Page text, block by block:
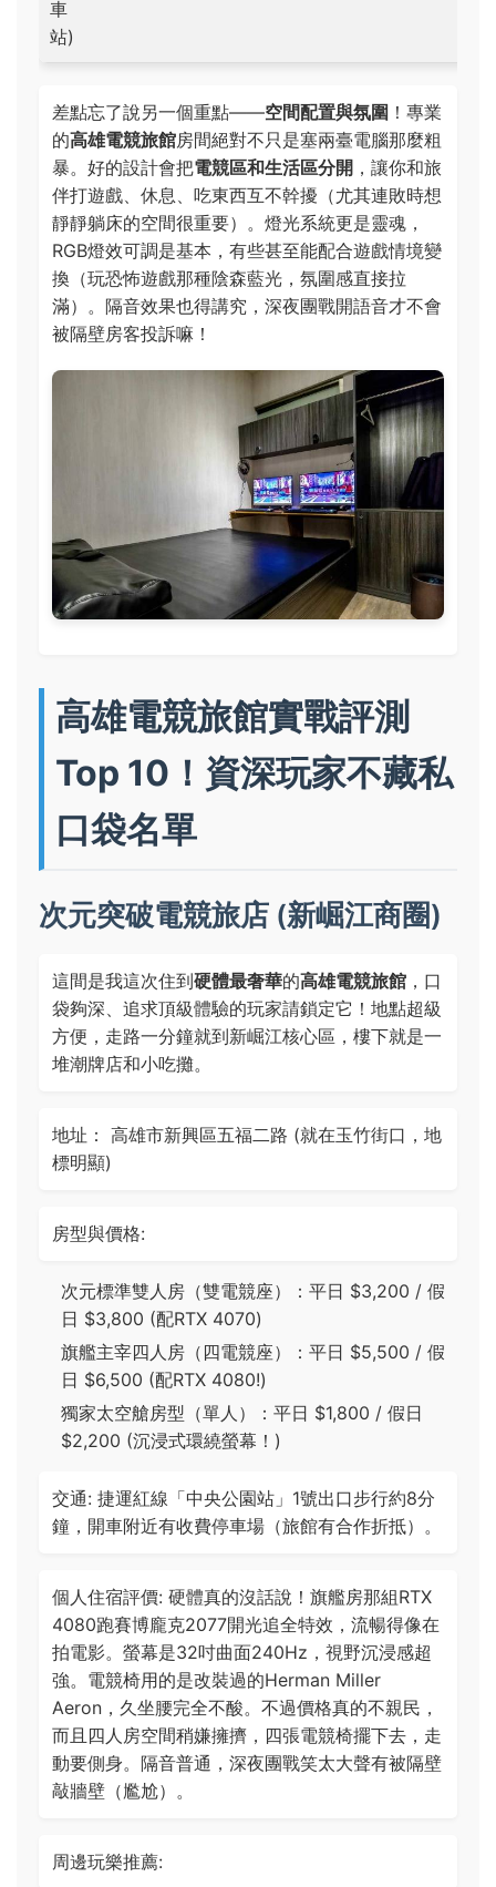
車
站)
差點忘了說另一個重點——空間配置與氛圍 ！專業
的高雄電競旅館房間絕對不只是塞兩臺電腦那麼粗
暴。好的設計會把電競區和生活區分開 ，讓你和旅
伴打遊戲、休息、吃東西互不幹擾（尤其連敗時想
靜靜躺床的空間很重要）。燈光系統更是靈魂，
RGB燈效可調是基本，有些甚至能配合遊戲情境變
換（玩恐怖遊戲那種陰森藍光，氛圍感直接拉
滿）。隔音效果也得講究，深夜團戰開語音才不會
被隔壁房客投訴嘛！
高雄電競旅館實戰評測
Top 10！資深玩家不藏私
口袋名單
次元突破電競旅店 (新崛江商圈)
這間是我這次住到硬體最奢華的高雄電競旅館 ，口
袋夠深、追求頂級體驗的玩家請鎖定它！地點超級
方便，走路一分鐘就到新崛江核心區，樓下就是一
堆潮牌店和小吃攤。
地址： 高雄市新興區五福二路 (就在玉竹街口，地
標明顯)
房型與價格:
次元標準雙人房（雙電競座）：平日 $3,200 / 假
日 $3,800 (配RTX 4070)
旗艦主宰四人房（四電競座）：平日 $5,500 / 假
日 $6,500 (配RTX 4080!)
獨家太空艙房型（單人）：平日 $1,800 / 假日
$2,200 (沉浸式環繞螢幕！)
交通: 捷運紅線「中央公園站」1號出口步行約8分
鐘，開車附近有收費停車場（旅館有合作折抵）。
個人住宿評價: 硬體真的沒話說！旗艦房那組RTX
4080跑賽博龐克2077開光追全特效，流暢得像在
拍電影。螢幕是32吋曲面240Hz，視野沉浸感超
強。電競椅用的是改裝過的Herman Miller
Aeron，久坐腰完全不酸。不過價格真的不親民，
而且四人房空間稍嫌擁擠，四張電競椅擺下去，走
動要側身。隔音普通，深夜團戰笑太大聲有被隔壁
敲牆壁（尷尬）。
周邊玩樂推薦: